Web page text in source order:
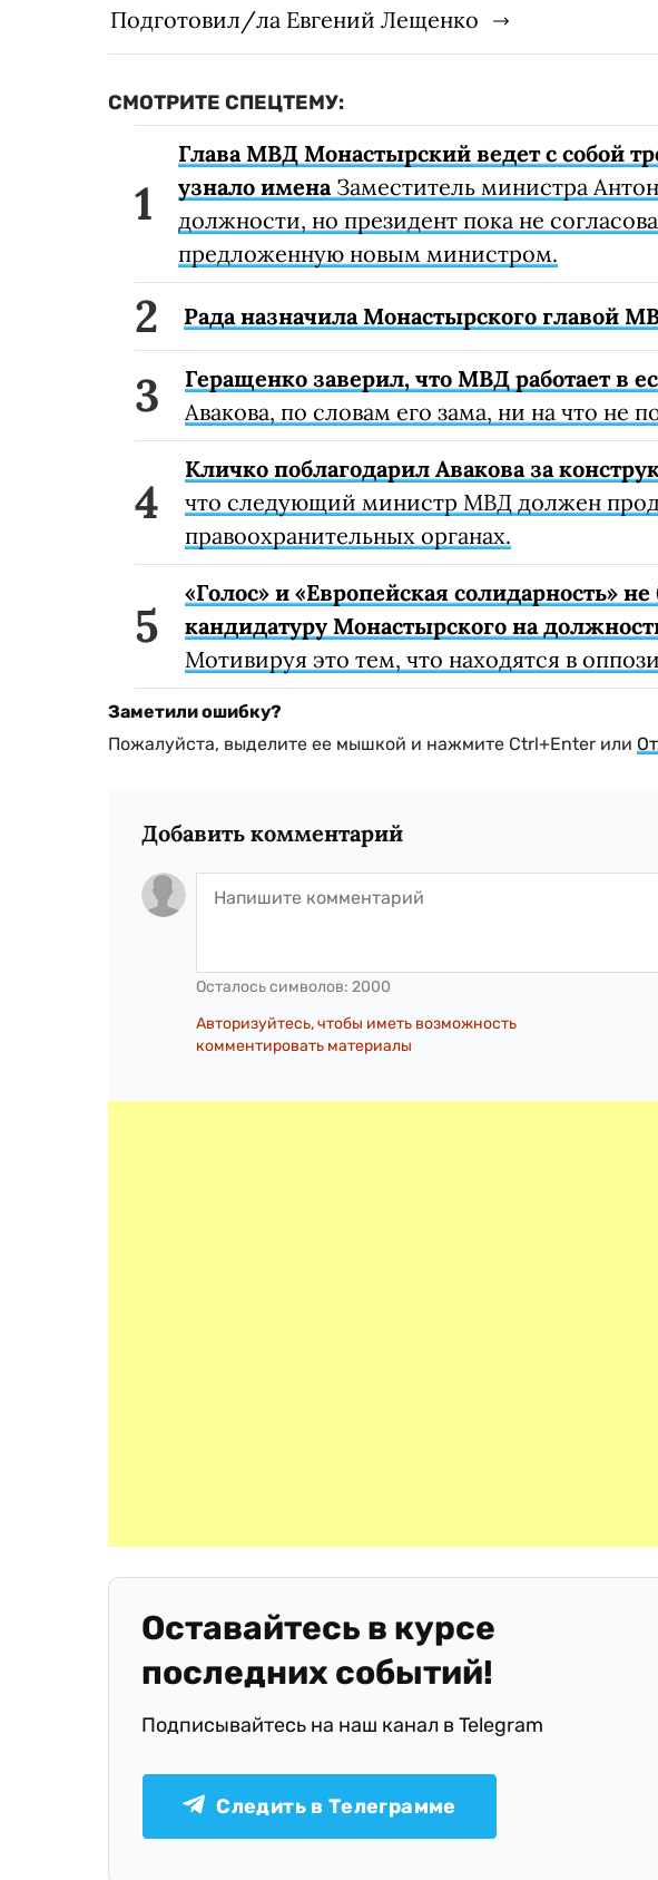
Подготовил/ла Евгений Лещенко
СМОТРИТЕ СПЕЦТЕМУ:
Глава МВД Монастырский ведет с собой
узнало имена Заместитель министра
должности, но президент пока не
предложенную новым министром.
Рада назначила Монастырского главой
Геращенко заверил, что МВД работает в
Авакова, по словам его зама, ни на что не
Кличко поблагодарил Авакова за
что следующий министр МВД должен
правоохранительных органах.
«Голос» и «Европейская солидарность»
кандидатуру Монастырского на
Мотивируя это тем, что находятся в
Заметили ошибку?
Пожалуйста, выделите ее мышкой и нажмите Ctrl+Enter или
Добавить комментарий
Осталось символов: 2000
Авторизуйтесь, чтобы иметь возможность
комментировать материалы
Оставайтесь в курсе
последних событий!
Подписывайтесь на наш канал в Telegram
Следить в Телеграмме